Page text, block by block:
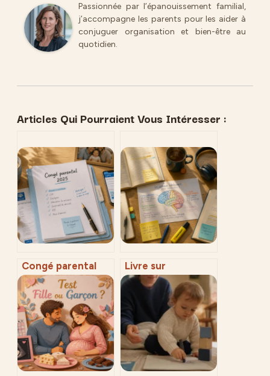
Passionnée par l’épanouissement familial,
j’accompagne les parents pour les aider à
conjuguer organisation et bien-être au
quotidien.
Articles Qui Pourraient Vous Intéresser :
Congé parental
2025 : quelles
conditions, quelle
indemnisation et
quels délais pour
votre projet ?
Livre sur
l’adolescence :
comment décoder
les signaux et
restaurer le
dialogue ?